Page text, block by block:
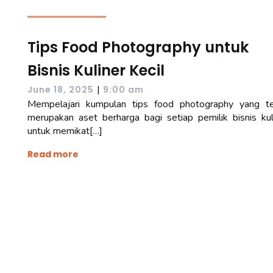
Tips Food Photography untuk
Bisnis Kuliner Kecil
June 18, 2025 | 9:00 am
Mempelajari kumpulan tips food photography yang
merupakan aset berharga bagi setiap pemilik bisnis
untuk memikat[…]
Read more